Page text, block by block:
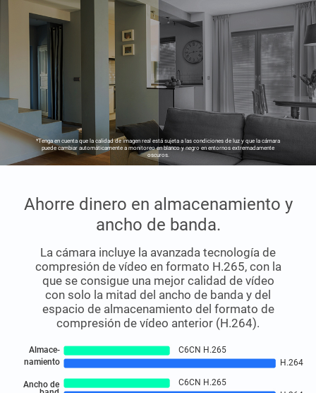
*Tenga en cuenta que la calidad de imagen real está sujeta a las condiciones de luz y que la cámara
puede cambiar automáticamente a monitoreo en blanco y negro en entornos extremadamente
oscuros.
Ahorre dinero en almacenamiento y
ancho de banda.
La cámara incluye la avanzada tecnología de
compresión de vídeo en formato H.265, con la
que se consigue una mejor calidad de vídeo
con solo la mitad del ancho de banda y del
espacio de almacenamiento del formato de
compresión de vídeo anterior (H.264).
Ancho de C6CN H.265
H.264
C6CN H.265
Almace-
namiento